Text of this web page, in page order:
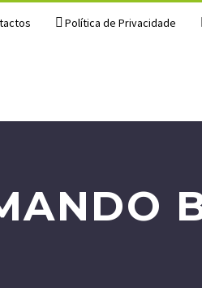
Política de Privacidade